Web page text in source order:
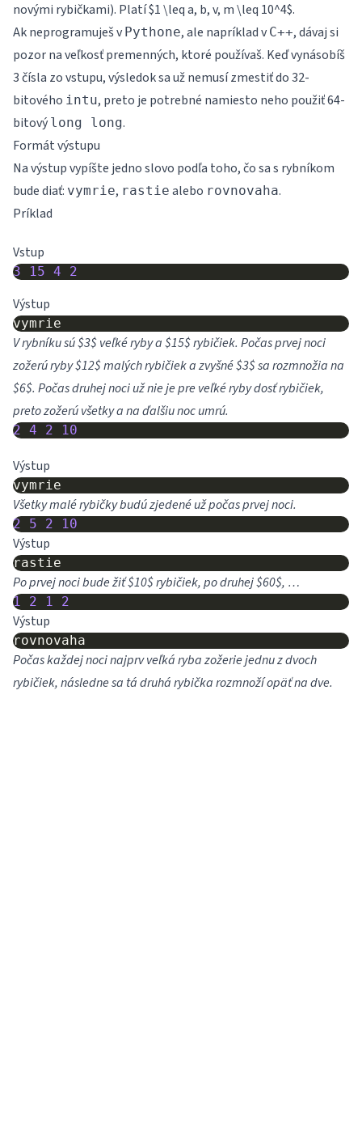
novými rybičkami). Platí $1 \leq a, b, v, m \leq 10^4$.
Ak neprogramuješ v Pythone, ale napríklad v C++, dávaj si
pozor na veľkosť premenných, ktoré používaš. Keď vynásobíš
3 čísla zo vstupu, výsledok sa už nemusí zmestiť do 32-
bitového intu, preto je potrebné namiesto neho použiť 64-
bitový long long.
Formát výstupu
Na výstup vypíšte jedno slovo podľa toho, čo sa s rybníkom
bude diať: vymrie, rastie alebo rovnovaha.
Príklad
Vstup
3 15 4 2
Výstup
V rybníku sú $3$ veľké ryby a $15$ rybičiek. Počas prvej noci
zožerú ryby $12$ malých rybičiek a zvyšné $3$ sa rozmnožia na
$6$. Počas druhej noci už nie je pre veľké ryby dosť rybičiek,
preto zožerú všetky a na ďalšiu noc umrú.
2 4 2 10
Výstup
Všetky malé rybičky budú zjedené už počas prvej noci.
2 5 2 10
Výstup
Po prvej noci bude žiť $10$ rybičiek, po druhej $60$, …
1 2 1 2
Výstup
Počas každej noci najprv veľká ryba zožerie jednu z dvoch
rybičiek, následne sa tá druhá rybička rozmnoží opäť na dve.